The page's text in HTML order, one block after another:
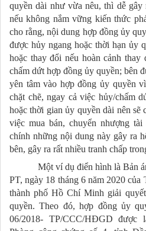
quyền dài như vừa nêu, thì dễ gây
nếu không nắm vững kiến thức
cho rằng, nội dung hợp đồng ủy
được hủy ngang hoặc thời hạn ủy
hoặc thay đổi nếu hoàn cảnh
chấm dứt hợp đồng ủy quyền; bên
yên tâm vào hợp đồng ủy quyền
chặt chẽ, ngay cả việc hủy/chấm
hoặc thời gian ủy quyền dài nên sẽ
việc mua bán, chuyển nhượng
chính những nội dung này gây ra
bên, gây ra rất nhiều tranh chấp
Một ví dụ điển hình là Bản
PT, ngày 18 tháng 6 năm 2020 của
thành phố Hồ Chí Minh giải
quyền. Theo đó, hợp đồng ủy
06/2018- TP/CCC/HĐGD được